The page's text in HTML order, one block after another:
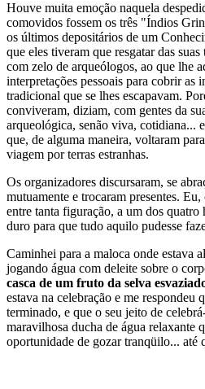
Houve muita emoção naquela
comovidos fossem os três "Índios
os últimos depositários de um
que eles tiveram que resgatar das
com zelo de arqueólogos, ao que lhe
interpretações pessoais para cobrir as
tradicional que se lhes escapavam.
conviveram, diziam, com gentes da
arqueológica, senão viva, cotidiana...
que, de alguma maneira, voltaram
viagem por terras estranhas.
Os organizadores discursaram, se
mutuamente e trocaram presentes.
entre tanta figuração, a um dos quatro
duro para que tudo aquilo pudesse
Caminhei para a maloca onde estava
jogando água com deleite sobre o
casca de um fruto da selva
estava na celebração e me respondeu
terminado, e que o seu jeito de
maravilhosa ducha de água relaxante
oportunidade de gozar tranqüilo... até